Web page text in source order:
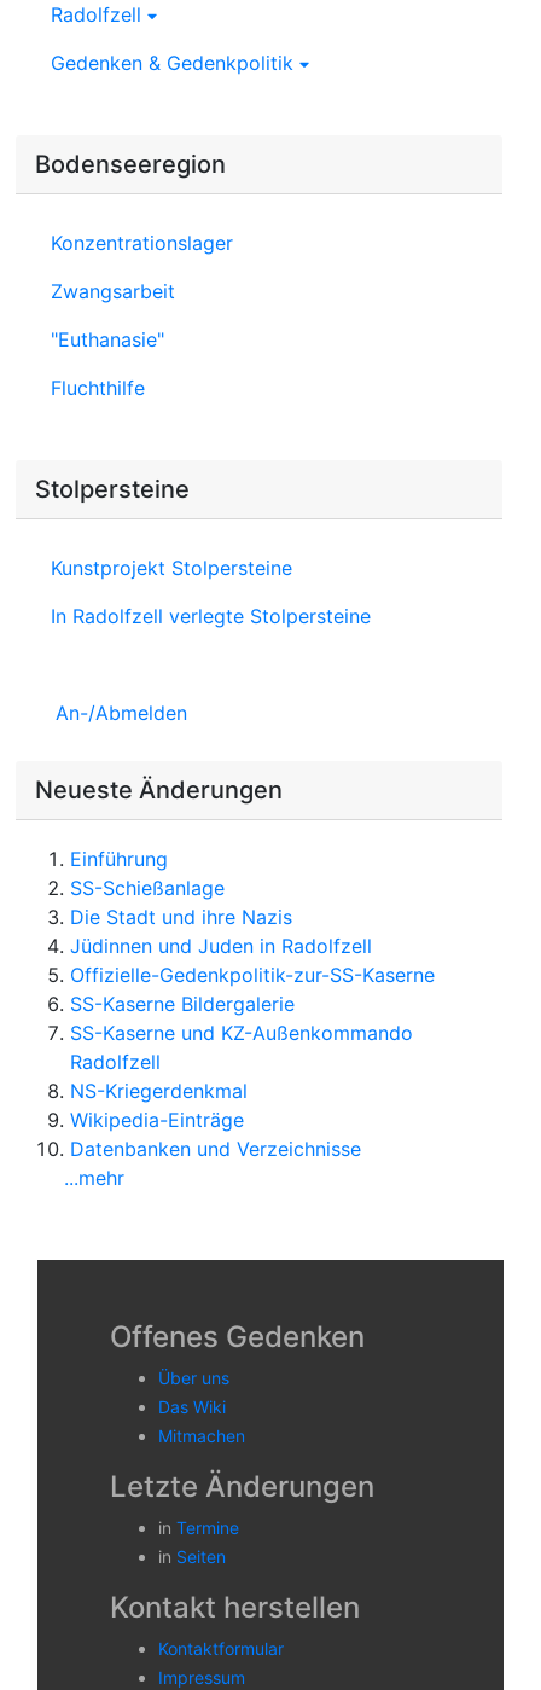
Radolfzell
Gedenken & Gedenkpolitik
Bodenseeregion
Konzentrationslager
Zwangsarbeit
"Euthanasie"
Fluchthilfe
Stolpersteine
Kunstprojekt Stolpersteine
In Radolfzell verlegte Stolpersteine
An-/Abmelden
Neueste Änderungen
Einführung
SS-Schießanlage
Die Stadt und ihre Nazis
Jüdinnen und Juden in Radolfzell
Offizielle-Gedenkpolitik-zur-SS-Kaserne
SS-Kaserne Bildergalerie
SS-Kaserne und KZ-Außenkommando
Radolfzell
NS-Kriegerdenkmal
Wikipedia-Einträge
Datenbanken und Verzeichnisse
...mehr
Offenes Gedenken
Über uns
Das Wiki
Mitmachen
Letzte Änderungen
in Termine
in Seiten
Kontakt herstellen
Kontaktformular
Impressum